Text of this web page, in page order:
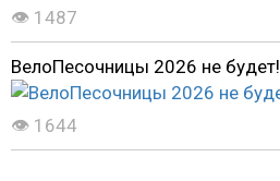
👁 1487
ВелоПесочницы 2026 не будет!
👁 1644